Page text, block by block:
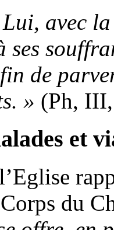
avec
ses
de
» (Ph,
et
du